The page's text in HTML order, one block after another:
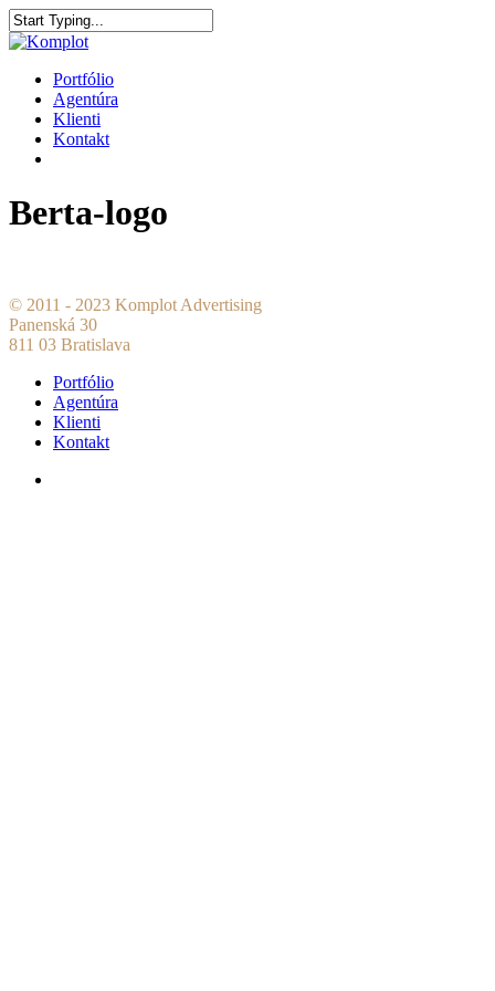
Portfólio
Agentúra
Klienti
Kontakt
Berta-logo
© 2011 - 2023 Komplot Advertising
Panenská 30
811 03 Bratislava
Portfólio
Agentúra
Klienti
Kontakt